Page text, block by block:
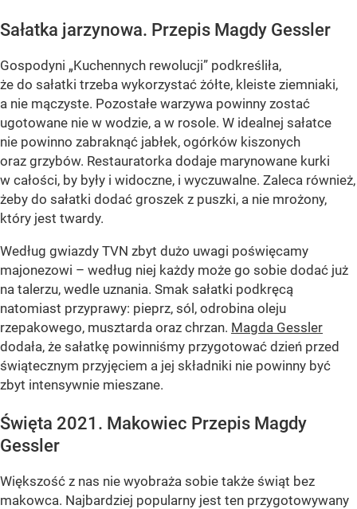
Sałatka jarzynowa. Przepis Magdy Gessler
Gospodyni „Kuchennych rewolucji” podkreśliła,
że do sałatki trzeba wykorzystać żółte, kleiste ziemniaki,
a nie mączyste. Pozostałe warzywa powinny zostać
ugotowane nie w wodzie, a w rosole. W idealnej sałatce
nie powinno zabraknąć jabłek, ogórków kiszonych
oraz grzybów. Restauratorka dodaje marynowane kurki
w całości, by były i widoczne, i wyczuwalne. Zaleca również,
żeby do sałatki dodać groszek z puszki, a nie mrożony,
który jest twardy.
Według gwiazdy TVN zbyt dużo uwagi poświęcamy
majonezowi – według niej każdy może go sobie dodać już
na talerzu, wedle uznania. Smak sałatki podkręcą
natomiast przyprawy: pieprz, sól, odrobina oleju
rzepakowego, musztarda oraz chrzan. Magda Gessler
dodała, że sałatkę powinniśmy przygotować dzień przed
świątecznym przyjęciem a jej składniki nie powinny być
zbyt intensywnie mieszane.
Święta 2021. Makowiec Przepis Magdy
Gessler
Większość z nas nie wyobraża sobie także świąt bez
makowca. Najbardziej popularny jest ten przygotowywany